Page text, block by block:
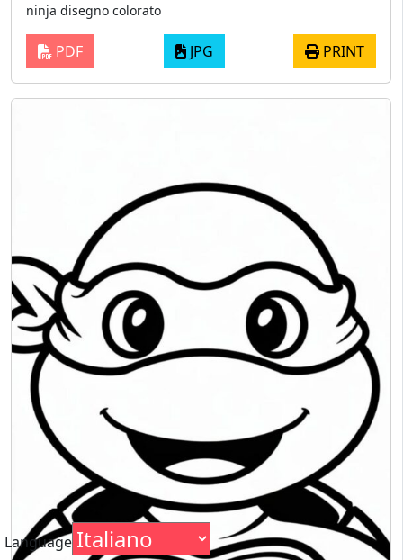
ninja disegno colorato​
PDF JPG PRINT
Language